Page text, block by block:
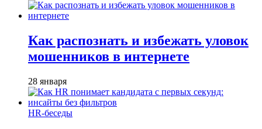
Как распознать и избежать уловок
мошенников в интернете
28 января
HR-беседы